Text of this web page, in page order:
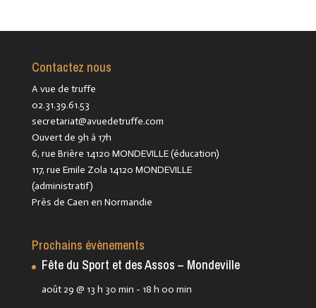
Contactez nous
A vue de truffe
02.31.39.61.53
secretariat@avuedetruffe.com
Ouvert de 9h à 17h
6, rue Brière 14120 MONDEVILLE (éducation)
117, rue Emile Zola 14120 MONDEVILLE
(administratif)
Près de Caen en Normandie
Prochains évènements
Fête du Sport et des Assos – Mondeville
août 29 @ 13 h 30 min - 18 h 00 min